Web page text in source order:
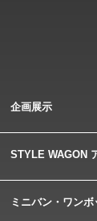
企画展示
STYLE WAGON
ミニバン・ワンボ